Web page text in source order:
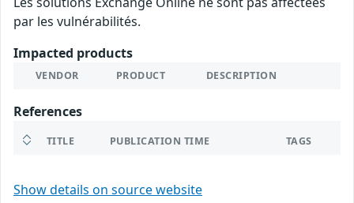
par les vulnérabilités.
Impacted products
VENDOR PRODUCT DESCRIPTION
References
TITLE PUBLICATION TIME TAGS
Show details on source website